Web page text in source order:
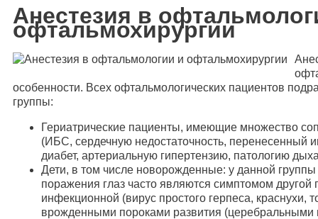
Анестезия в
офтальмохирургии
особенности. Всех офтальмологических пациентов
группы:
Гериатрические пациенты, имеющие множество
(ИБС, сердечную недостаточность, перенесенный
диабет, артериальную гипертензию, патологию
Дети, в том числе новорожденные: у данной группы
поражения глаз часто являются симптомом другой
инфекционной (вирус простого герпеса, краснухи,
врожденными пороками развития